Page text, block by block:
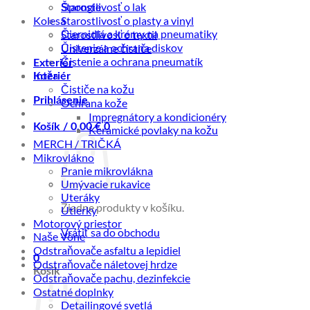
Starostlivosť o lak
Starostlivosť o plasty a vinyl
Starostlivosť o textil
Univerzálne čističe
Exteriér
Interiér
Prihlásenie
Košík / 0,00€ 0
Žiadne produkty v košíku.
Vrátiť sa do obchodu
0
Košík
Špongie
Kolesá
Čiernidlá a krémy na pneumatiky
Čistenie a ochrana diskov
Čistenie a ochrana pneumatík
Koža
Čističe na kožu
Ochrana kože
Impregnátory a kondicionéry
Keramické povlaky na kožu
MERCH / TRIČKÁ
Mikrovlákno
Pranie mikrovlákna
Umývacie rukavice
Uteráky
Utierky
Motorový priestor
Naše Vône
Odstraňovače asfaltu a lepidiel
Odstraňovače náletovej hrdze
Odstraňovače pachu, dezinfekcie
Ostatné doplnky
Detailingové svetlá